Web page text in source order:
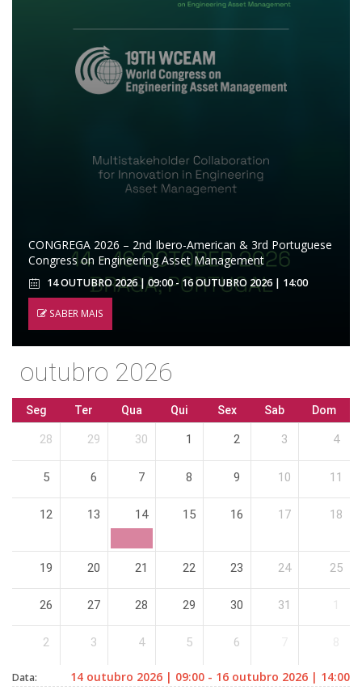
CONGREGA 2026 – 2nd Ibero-American & 3rd Portuguese
Congress on Engineering Asset Management
14 OUTUBRO 2026 | 09:00 - 16 OUTUBRO 2026 | 14:00
SABER MAIS
outubro 2026
Seg Ter Qua Qui Sex Sab Dom
28 29 30 1 2 3 4
5 6 7 8 9 10 11
12 13 14 15 16 17 18
19 20 21 22 23 24 25
26 27 28 29 30 31
2 3 4 5 6
Data: 14 outubro 2026 | 09:00 - 16 outubro 2026 | 14:00